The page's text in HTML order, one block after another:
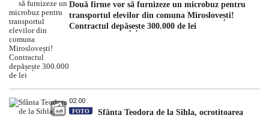
Două firme vor să furnizeze un microbuz pentru
transportul elevilor din comuna Miroslovești!
Contractul depășește 300.000 de lei
02:00
FOTO
Sfânta Teodora de la Sihla, ocrotitoarea